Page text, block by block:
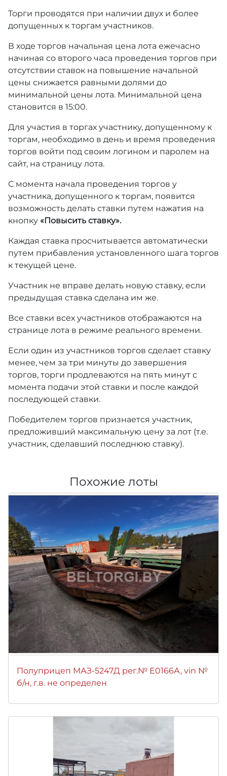
Торги проводятся при наличии двух и более
допущенных к торгам участников.
В ходе торгов начальная цена лота ежечасно
начиная со второго часа проведения торгов при
отсутствии ставок на повышение начальной
цены снижается равными долями до
минимальной цены лота. Минимальной цена
становится в 15:00.
Для участия в торгах участнику, допущенному к
торгам, необходимо в день и время проведения
торгов войти под своим логином и паролем на
сайт, на страницу лота.
С момента начала проведения торгов у
участника, допущенного к торгам, появится
возможность делать ставки путем нажатия на
кнопку «Повысить ставку».
Каждая ставка просчитывается автоматически
путем прибавления установленного шага торгов
к текущей цене.
Участник не вправе делать новую ставку, если
предыдущая ставка сделана им же.
Все ставки всех участников отображаются на
странице лота в режиме реального времени.
Если один из участников торгов сделает ставку
менее, чем за три минуты до завершения
торгов, торги продлеваются на пять минут с
момента подачи этой ставки и после каждой
последующей ставки.
Победителем торгов признается участник,
предложивший максимальную цену за лот (т.е.
участник, сделавший последнюю ставку).
Похожие лоты
Полуприцеп МАЗ-5247Д рег.№ Е0166А, vin №
б/н, г.в. не определен